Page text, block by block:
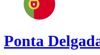
Ponta